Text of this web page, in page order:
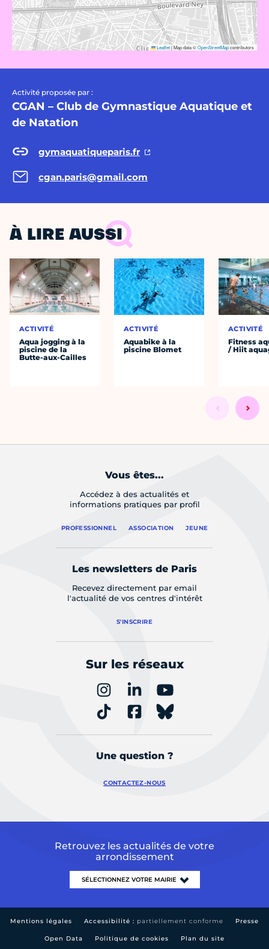
Leaflet|Map data ©OpenStreetMapcontributors
Activité proposée par :
CGAN – Club de Gymnastique Aquatique et
de Natation
gymaquatiqueparis.fr
cgan.paris@gmail.com
À LIRE AUSSI
ACTIVITÉ
Aqua jogging à la
piscine de la
Butte-aux-Cailles
ACTIVITÉ
Aquabike à la
piscine Blomet
ACTIVITÉ
Fitness
/ Hiit
Vous êtes...
Accédez à des actualités et
informations pratiques par profil
PROFESSIONNEL ASSOCIATION JEUNE
Les newsletters de Paris
Recevez directement par email
l'actualité de vos centres d'intérêt
S'INSCRIRE
Sur les réseaux
Une question ?
CONTACTEZ-NOUS
Retrouvez les actualités de votre
arrondissement
Mentions légales Accessibilité : partiellement conforme Presse
Open Data Politique de cookies Plan du site